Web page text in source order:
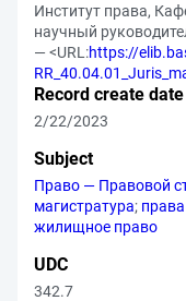
Институт права,
научный
— <URL:https://
Record create date
2/22/2023
Subject
Право — Правовой
магистратура;
жилищное право
UDC
342.7